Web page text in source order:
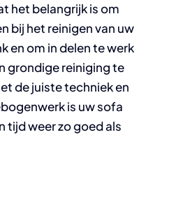
het belangrijk is om
bij het reinigen van uw
en om in delen te werk
grondige reiniging te
de juiste techniek en
is uw sofa
tijd weer zo goed als